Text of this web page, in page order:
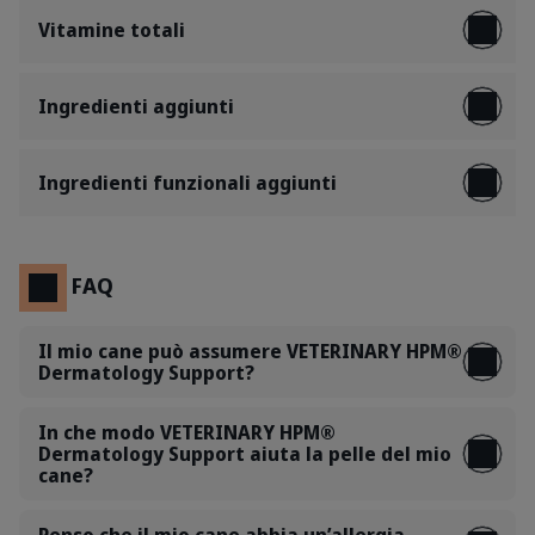
Vitamine totali
Ingredienti aggiunti
Ingredienti funzionali aggiunti
FAQ
Il mio cane può assumere VETERINARY HPM®
Dermatology Support?
In che modo VETERINARY HPM®
Dermatology Support aiuta la pelle del mio
cane?